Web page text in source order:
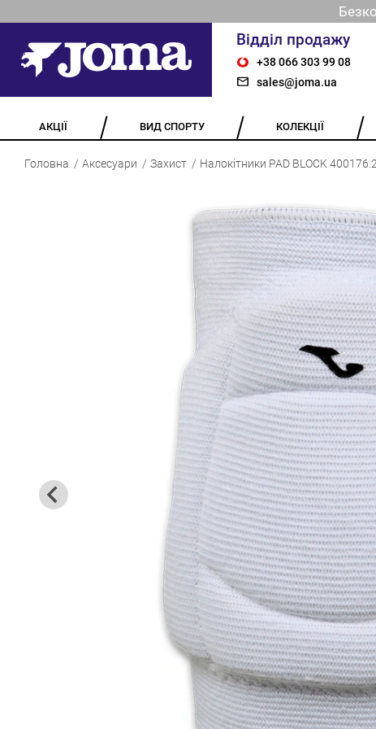
Відділ продажу
+38 066 303 99 08
sales@joma.ua
АКЦІЇ ВИД СПОРТУ КОЛЕКЦІЇ
Головна Аксесуари Захист Налокітники PAD BLOCK